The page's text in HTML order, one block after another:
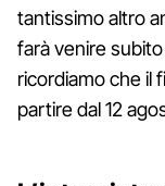
tantissimo altro
farà venire
ricordiamo che il
partire dal 12